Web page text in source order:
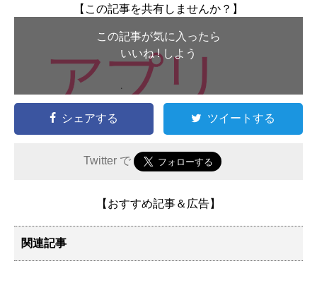
【この記事を共有しませんか？】
この記事が気に入ったら
いいね ! しよう
シェアする ツイートする
Twitter で
【おすすめ記事＆広告】
関連記事